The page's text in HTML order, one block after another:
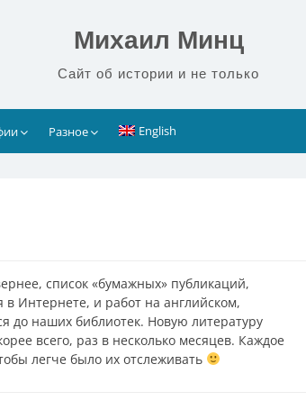
Михаил Минц
Сайт об истории и не только
Разное English
список «бумажных» публикаций,
Интернете, и работ на английском,
до наших библиотек. Новую литературу
всего, раз в несколько месяцев. Каждое
легче было их отслеживать